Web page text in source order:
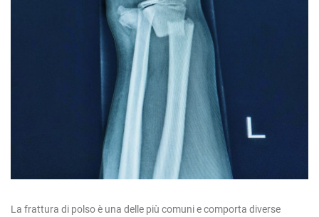
La frattura di polso è una delle più comuni e comporta diverse